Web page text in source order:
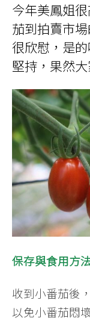
今年美鳳姐
茄到拍賣市
很欣慰，是
堅持，果然
保存與食用方
收到小番茄後
以免小番茄悶